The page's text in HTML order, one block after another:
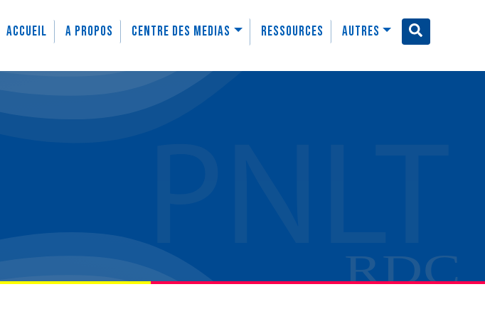
Accueil A propos Centre des medias Ressources Autres